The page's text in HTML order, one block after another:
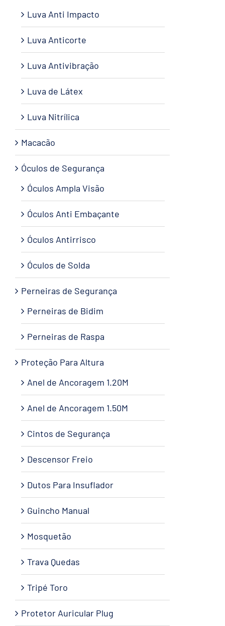
Luva Anti Impacto
Luva Anticorte
Luva Antivibração
Luva de Látex
Luva Nitrílica
Macacão
Óculos de Segurança
Óculos Ampla Visão
Óculos Anti Embaçante
Óculos Antirrisco
Óculos de Solda
Perneiras de Segurança
Perneiras de Bidim
Perneiras de Raspa
Proteção Para Altura
Anel de Ancoragem 1.20M
Anel de Ancoragem 1.50M
Cintos de Segurança
Descensor Freio
Dutos Para Insuflador
Guincho Manual
Mosquetão
Trava Quedas
Tripé Toro
Protetor Auricular Plug